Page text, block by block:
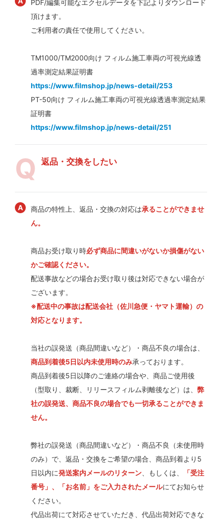
PDF/編集可能なエクセルデータを下記よりダウンロード
頂けます。
ご利用者の責任で使用してください。
TM1000/TM2000向け フィルム施工車両の可視光線透
過率測定結果証明書
https://www.filmshop.jp/news-detail/253
PT-50向け フィルム施工車両の可視光線透過率測定結果
証明書
https://www.filmshop.jp/news-detail/251
返品・交換をしたい
商品の特性上、返品・交換の対応は承ることができませ
ん。
商品お受け取り時必ず商品に間違いがないか損傷がない
かご確認ください。
配送事故などの場合お受け取り後は対応できない場合が
ございます。
※配送中の事故は配送会社（佐川急便・ヤマト運輸）の
対応となります。
当社の誤発送（商品間違いなど）・商品不良の場合は、
商品到着後5日以内未使用時のみ承っております。
商品到着後5日以降のご連絡の場合や、商品ご使用後
（型取り、裁断、リリースフィルム剥離後など）は、 弊
社の誤発送、商品不良の場合でも一切承ることができま
せん。
弊社の誤発送（商品間違いなど）・商品不良（未使用時
のみ）で、返品・交換をご希望の場合、商品到着より5
日以内に発送案内メールのリターン 、もしくは、
「受注
番号」、「お名前」をご入力されたメールにてお知らせ
ください。
代品出荷にて対応させていただき、代品出荷対応できな